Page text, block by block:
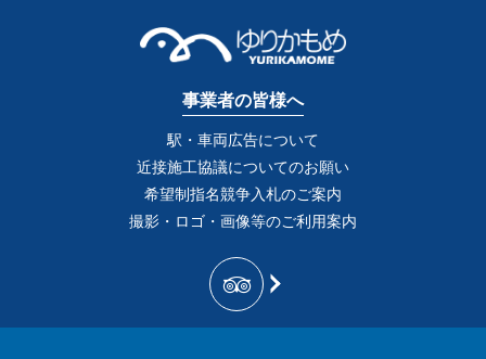
事業者の皆様へ
駅・車両広告について
近接施工協議についてのお願い
希望制指名競争入札のご案内
撮影・ロゴ・画像等のご利用案内